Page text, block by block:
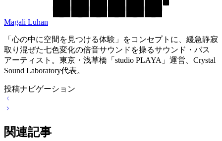
Magali Luhan
「心の中に空間を見つける体験」をコンセプトに、緩急静寂
取り混ぜた七色変化の倍音サウンドを操るサウンド・バス
アーティスト。東京・浅草橋「studio PLAYA」運営、Crystal
Sound Laboratory代表。
投稿ナビゲーション
関連記事